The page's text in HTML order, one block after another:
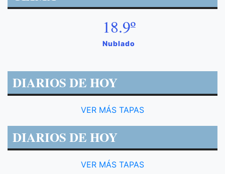
18.9º
Nublado
DIARIOS DE HOY
VER MÁS TAPAS
DIARIOS DE HOY
VER MÁS TAPAS